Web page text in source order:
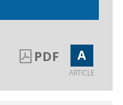
Obtenir l'article
PDF A
ARTICLE